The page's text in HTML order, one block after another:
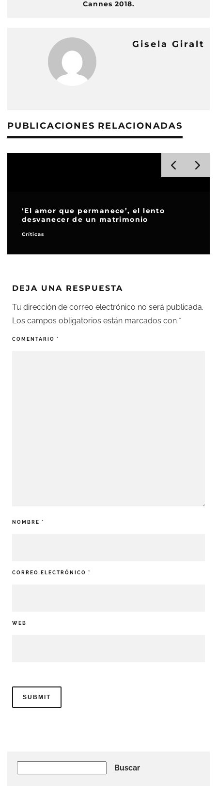
Cannes 2018.
Gisela Giralt
PUBLICACIONES RELACIONADAS
‘El amor que permanece’, el lento
desvanecer de un matrimonio
Críticas
DEJA UNA RESPUESTA
Tu dirección de correo electrónico no será publicada.
Los campos obligatorios están marcados con *
COMENTARIO *
NOMBRE *
CORREO ELECTRÓNICO *
WEB
Buscar